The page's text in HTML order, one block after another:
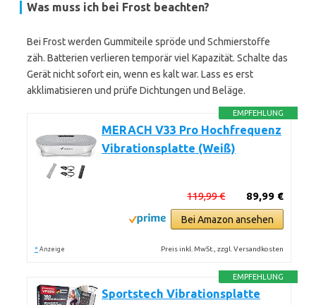
Was muss ich bei Frost beachten?
Bei Frost werden Gummiteile spröde und Schmierstoffe
zäh. Batterien verlieren temporär viel Kapazität. Schalte das
Gerät nicht sofort ein, wenn es kalt war. Lass es erst
akklimatisieren und prüfe Dichtungen und Beläge.
EMPFEHLUNG
MERACH V33 Pro Hochfrequenz
Vibrationsplatte (Weiß)
89,99 €
119,99 €
Bei Amazon ansehen
* Anzeige Preis inkl. MwSt., zzgl. Versandkosten
EMPFEHLUNG
Sportstech Vibrationsplatte